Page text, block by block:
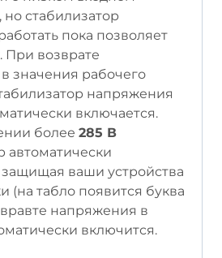
стабилизатор
пока позволяет
При возврате
значения рабочего
напряжения
включается.
более 285 В
автоматически
ваши устройства
(на табло появится буква
напряжения в
включится.